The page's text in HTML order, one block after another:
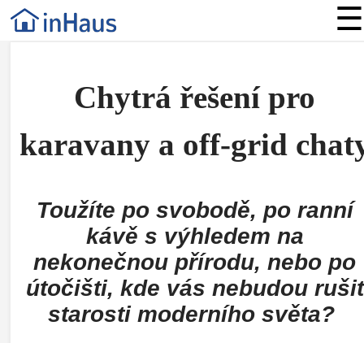
☰
Chytrá řešení pro
karavany a off-grid
Toužíte po svobodě, po ranní
kávě s výhledem na
nekonečnou přírodu, nebo po
útočišti, kde vás nebudou rušit
starosti moderního světa?